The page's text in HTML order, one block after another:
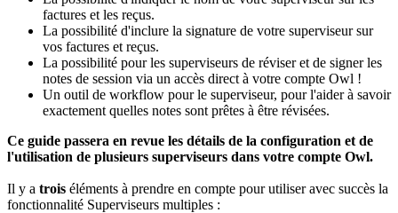
factures et les reçus.
La possibilité d'inclure la signature de votre superviseur sur
vos factures et reçus.
La possibilité pour les superviseurs de réviser et de signer les
notes de session via un accès direct à votre compte Owl !
Un outil de workflow pour le superviseur, pour l'aider à savoir
exactement quelles notes sont prêtes à être révisées.
Ce guide passera en revue les détails de la configuration et de
l'utilisation de plusieurs superviseurs dans votre compte Owl.
Il y a trois éléments à prendre en compte pour utiliser avec succès la
fonctionnalité Superviseurs multiples :